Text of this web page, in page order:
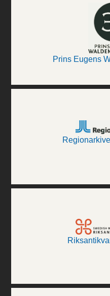
Prins Eugens